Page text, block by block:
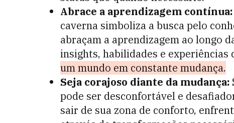
Abrace a aprendizagem contínua:
caverna simboliza a busca pelo
abraçam a aprendizagem ao longo
insights, habilidades e experiências
um mundo em constante mudança.
Seja corajoso diante da mudança:
pode ser desconfortável e
sair de sua zona de conforto,